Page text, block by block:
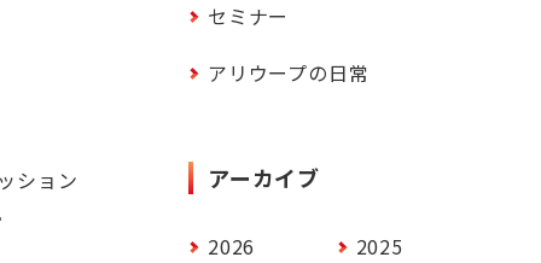
ション
セミナー
アリウープの日常
アーカイブ
2026
2025